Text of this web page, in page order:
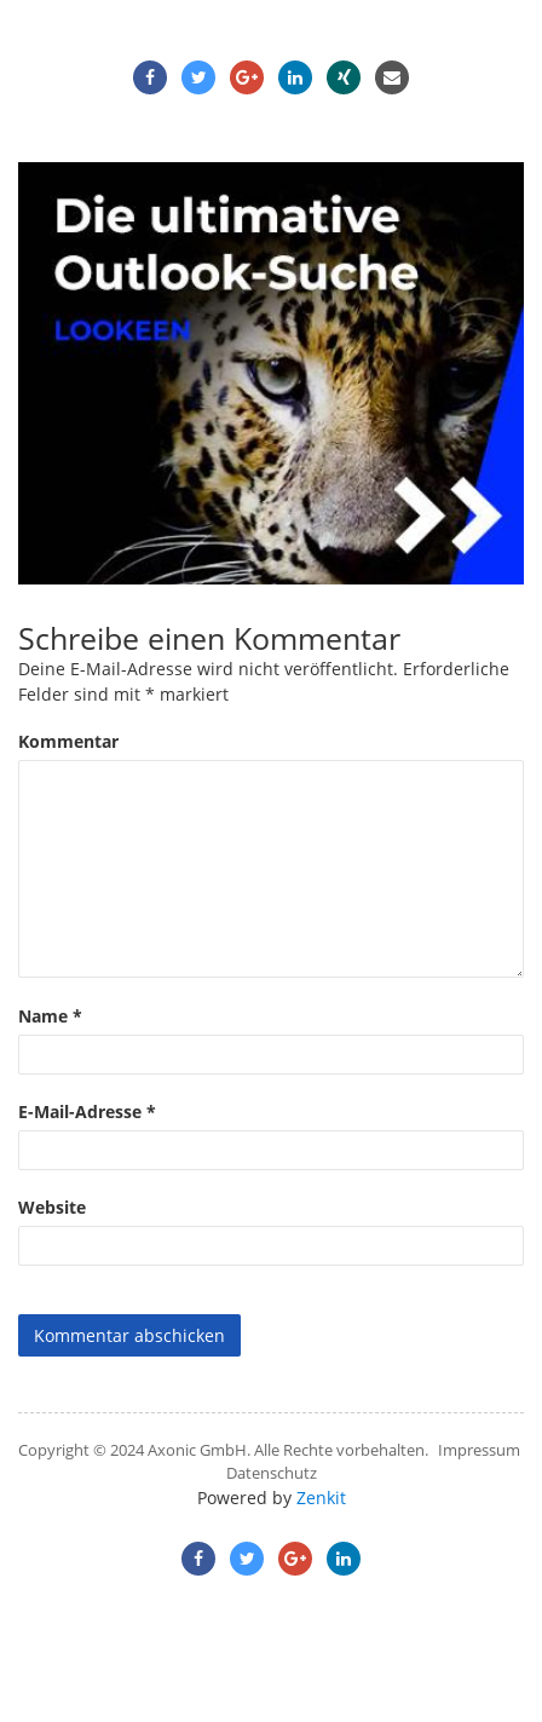
Schreibe einen Kommentar
Deine E-Mail-Adresse wird nicht veröffentlicht. Erforderliche
Felder sind mit * markiert
Kommentar
Name *
E-Mail-Adresse *
Website
Copyright © 2024 Axonic GmbH. Alle Rechte vorbehalten. Impressum
Datenschutz
Powered by Zenkit